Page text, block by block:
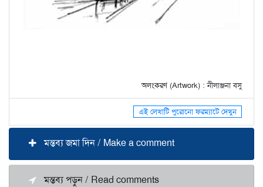
অলংকরণ (Artwork) : নীলাঞ্জনা বসু
এই লেখাটি পুরোনো ফরম্যাটে দেখুন
মন্তব্য জমা দিন / Make a comment
মন্তব্য পড়ুন / Read comments